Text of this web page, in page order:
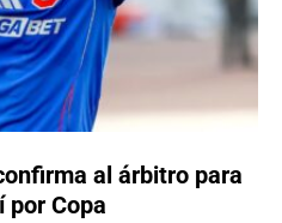
al árbitro para
por Copa